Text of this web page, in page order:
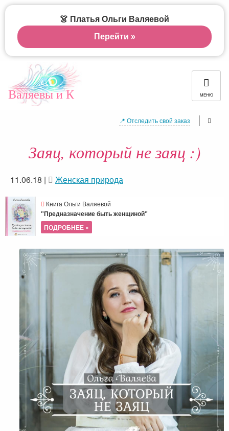
Валяевы и К МЕНЮ
📍 Отследить свой заказ
Заяц, который не заяц :)
11.06.18 | Женская природа
Книга Ольги Валяевой
"Предназначение быть женщиной"
ПОДРОБНЕЕ »
👗 Платья Ольги Валяевой
Перейти »